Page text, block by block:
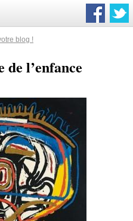
blog !
l’enfance